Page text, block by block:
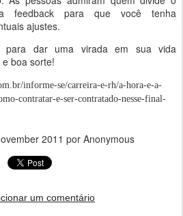
feedback para que você tenha
ajustes.
dar uma virada em sua vida
boa sorte!
informe-se/carreira-e-rh/a-hora-e-a-
contratar-e-ser-contratado-nesse-final-
2011 por Anonymous
um comentário